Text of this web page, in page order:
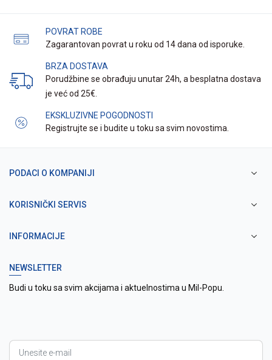
POVRAT ROBE
Zagarantovan povrat u roku od 14 dana od isporuke.
BRZA DOSTAVA
Porudžbine se obrađuju unutar 24h, a besplatna dostava
je već od 25€.
EKSKLUZIVNE POGODNOSTI
Registrujte se i budite u toku sa svim novostima.
PODACI O KOMPANIJI
KORISNIČKI SERVIS
INFORMACIJE
NEWSLETTER
Budi u toku sa svim akcijama i aktuelnostima u Mil-Popu.